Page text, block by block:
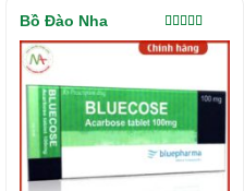
Được xếp
hạng5.00
Bồ Đào Nha